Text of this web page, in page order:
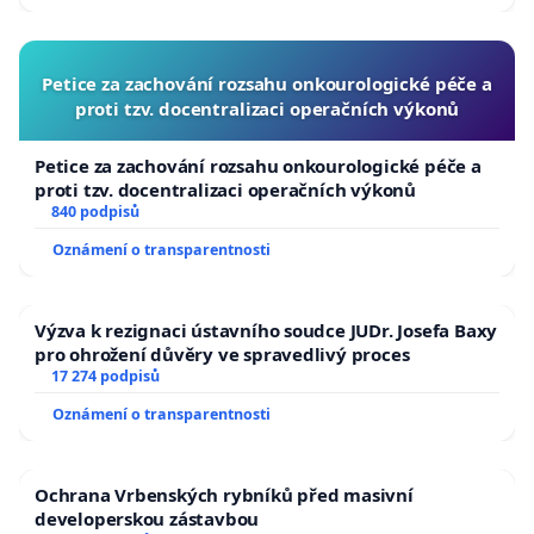
Petice za zachování rozsahu onkourologické péče a
proti tzv. docentralizaci operačních výkonů
Petice za zachování rozsahu onkourologické péče a
proti tzv. docentralizaci operačních výkonů
840 podpisů
Oznámení o transparentnosti
Výzva k rezignaci ústavního soudce JUDr. Josefa Baxy
pro ohrožení důvěry ve spravedlivý proces
17 274 podpisů
Oznámení o transparentnosti
Ochrana Vrbenských rybníků před masivní
developerskou zástavbou